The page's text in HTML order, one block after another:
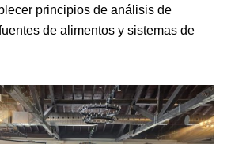
principios de análisis de
de alimentos y sistemas de